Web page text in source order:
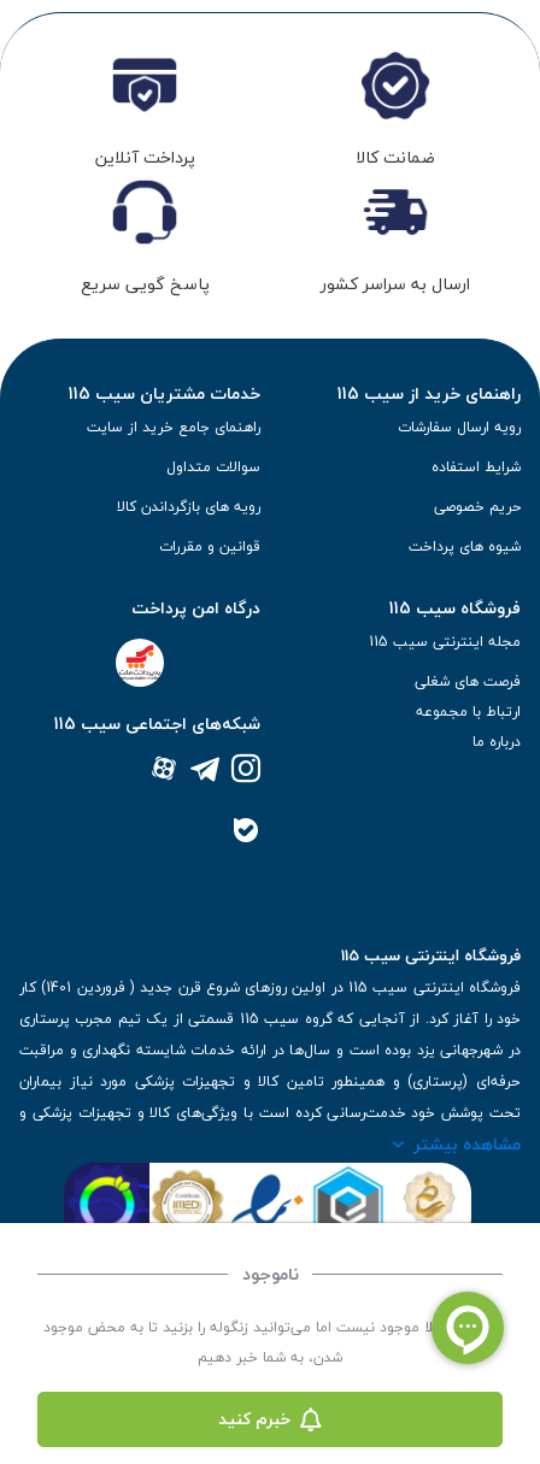
ناموجود
این کالا فعلا موجود نیست اما می‌توانید زنگوله را بزنید تا به محض موجود
شدن، به شما خبر دهیم
خبرم کنید
ضمانت کالا پرداخت آنلاین
ارسال به سراسر کشور پاسخ گویی سریع
راهنمای خرید از سیب 115
رویه ارسال سفارشات
شرایط استفاده
حریم خصوصی
شیوه های پرداخت
خدمات مشتریان سیب 115
راهنمای جامع خرید از سایت
سوالات متداول
رویه های بازگرداندن کالا
قوانین و مقررات
فروشگاه سیب 115
مجله اینترنتی سیب 115
فرصت های شغلی
ارتباط با مجموعه
درباره ما
درگاه امن پرداخت
شبکه‌های اجتماعی سیب 115
فروشگاه اینترنتی سیب 115
فروشگاه اینترنتی سیب 115 در اولین روزهای شروع قرن جدید ( فروردین 1401) کار
خود را آغاز کرد. از آنجایی که گروه سیب 115 قسمتی از یک تیم مجرب پرستاری
در شهرجهانی یزد بوده است و سال‌ها در ارائه خدمات شایسته نگهداری و مراقبت
حرفه‌ای (پرستاری) و همینطور تامین کالا و تجهیزات پزشکی مورد نیاز بیماران
تحت پوشش خود خدمت‌رسانی کرده است با ویژگی‌های کالا و تجهیزات پزشکی و
برترین برندهای موجود در بازار اطلاعات بسیار ارزشمندی را دارا می‌باشد
| تلفن تماس : 36333383-035 | ایمیل: Info@Sib115.com
مشاهده بیشتر
کلیه حقوق این سایت متعلق به سیب 115 ( فروشگاه لوازم پزشکی سیب 115 ) است، توسعه و
کدنویسی توسطسپکام سیستم